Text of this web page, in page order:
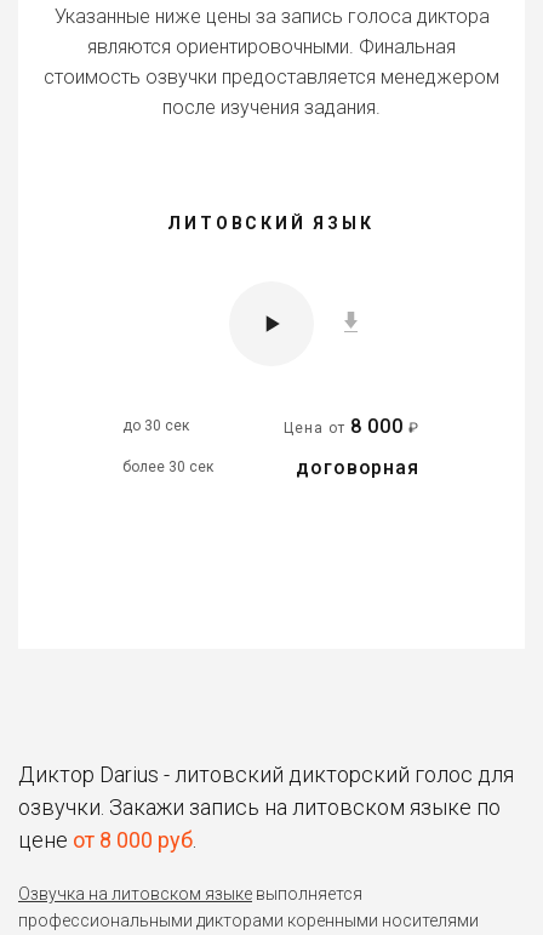
Указанные ниже цены за запись голоса диктора
являются ориентировочными. Финальная
стоимость озвучки предоставляется менеджером
после изучения задания.
ЛИТОВСКИЙ ЯЗЫК
до 30 сек Цена от 8 000 ₽
более 30 сек договорная
Диктор Darius - литовский дикторский голос для
озвучки. Закажи запись на литовском языке по
цене от 8 000 руб
Озвучка на литовском языке выполняется
профессиональными дикторами коренными носителями